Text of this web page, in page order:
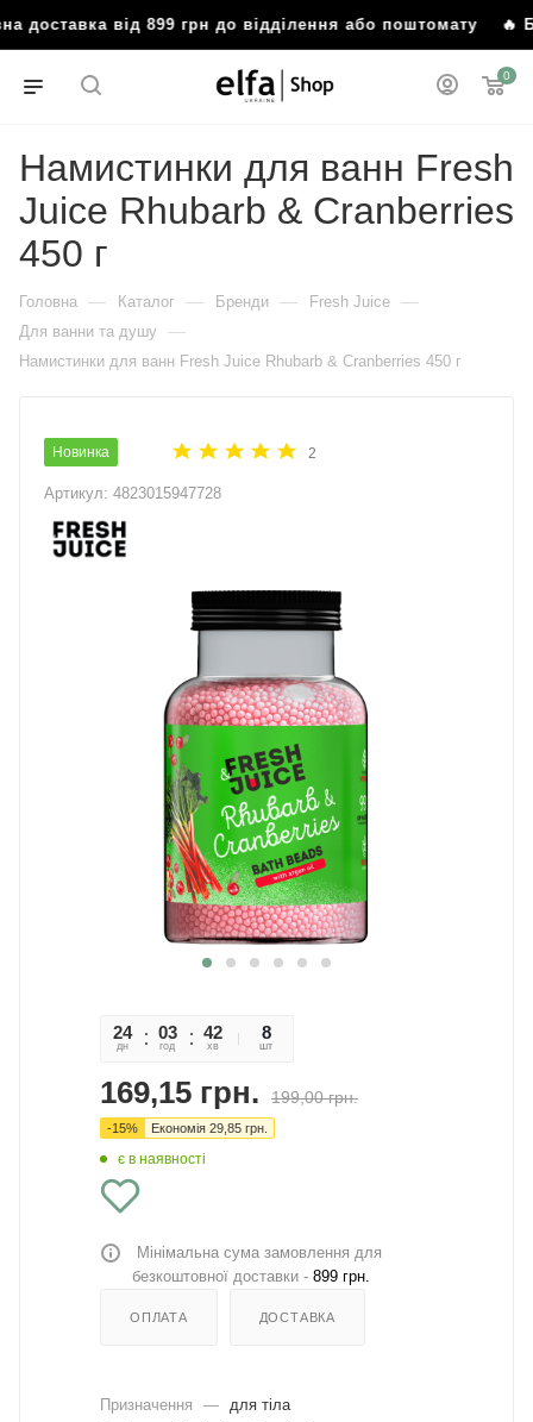
від 899 грн до відділення або поштомату🔥
0
Намистинки для ванн Fresh
Juice Rhubarb & Cranberries
450 г
Головна — Каталог — Бренди — Fresh Juice —
Для ванни та душу —
Намистинки для ванн Fresh Juice Rhubarb & Cranberries 450 г
Новинка 2
Артикул: 4823015947728
24
дн
03
год
42
хв
49
сек
8
шт
169,15 грн. 199,00грн.
-15% Економія 29,85 грн.
є в наявності
Мінімальна сума замовлення для
безкоштовної доставки - 899 грн.
ОПЛАТА ДОСТАВКА
Призначення —
для тіла